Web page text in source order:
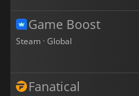
Game Boost
Steam · Global
Fanatical